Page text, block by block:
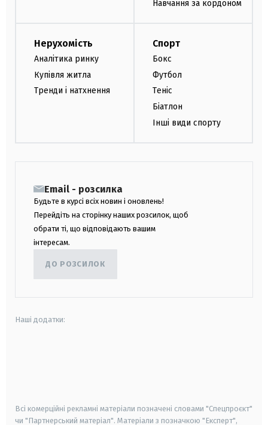
Навчання за кордоном
Нерухомість
Аналітика ринку
Купівля житла
Тренди і натхнення
Спорт
Бокс
Футбол
Теніс
Біатлон
Інші види спорту
Email - розсилка
Будьте в курсі всіх новин і оновлень!
Перейдіть на сторінку наших розсилок, щоб
обрати ті, що відповідають вашим
інтересам.
ДО РОЗСИЛОК
Наші додатки:
Всі комерційні рекламні матеріали позначені словами "Спецпроєкт"
чи "Партнерський матеріал". Матеріали з позначкою "Експерт",